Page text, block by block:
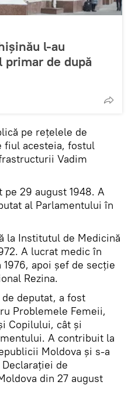
l-au
de după
pe rețelele de
fiul acesteia, fostul
Vadim
pe 29 august 1948. A
al Parlamentului în
la Institutul de Medicină
A lucrat medic în
apoi șef de secție
Rezina.
deputat, a fost
Problemele Femeii,
Copilului, cât și
A contribuit la
Moldova și s-a
de
din 27 august